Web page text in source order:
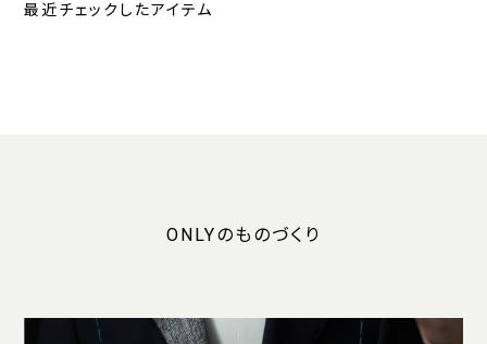
最近チェックしたアイテム
ONLYのものづくり